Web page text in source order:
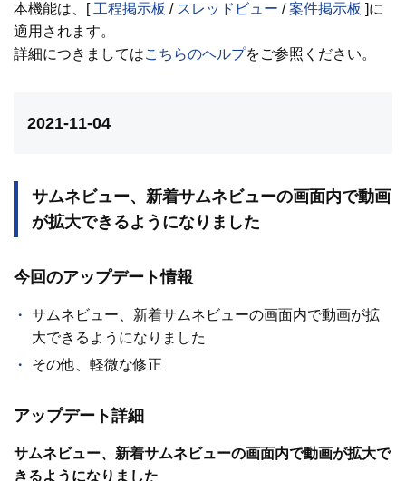
本機能は、[ 工程掲示板 / スレッドビュー /案件掲示板 ]に
適用されます。
詳細につきましてはこちらのヘルプをご参照ください。
2021-11-04
サムネビュー、新着サムネビューの画面内で動画
が拡大できるようになりました
今回のアップデート情報
サムネビュー、新着サムネビューの画面内で動画が拡
大できるようになりました
その他、軽微な修正
アップデート詳細
サムネビュー、新着サムネビューの画面内で動画が拡大で
きるようになりました